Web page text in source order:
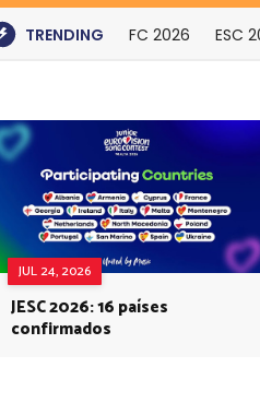
TRENDING FC 2026 ESC
JUL 24, 2026
JESC 2026: 16 países
confirmados